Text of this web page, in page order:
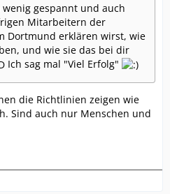
gespannt und auch
Mitarbeitern der
Dortmund erklären wirst, wie
und wie sie das bei dir
Ich sag mal "Viel Erfolg"
die Richtlinien zeigen wie
Sind auch nur Menschen und